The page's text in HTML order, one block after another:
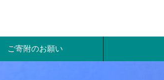
ご寄附のお願い